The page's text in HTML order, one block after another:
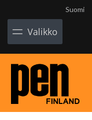
Suomi
Valikko